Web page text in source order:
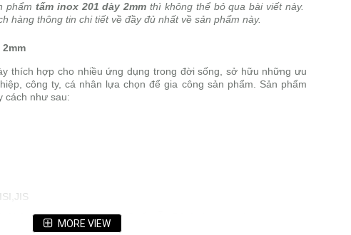
phẩm tấm inox 201 dày 2mm thì không thể bỏ qua bài viết này.
hàng thông tin chi tiết về đầy đủ nhất về sản phẩm này.
thích hợp cho nhiều ứng dụng trong đời sống, sở hữu những ưu
công ty, cá nhân lựa chọn để gia công sản phẩm. Sản phẩm
cách như sau:
Châu Á (Hàn Quốc, Trung Quốc, Ấn Độ, Indonesia,..)
MORE VIEW